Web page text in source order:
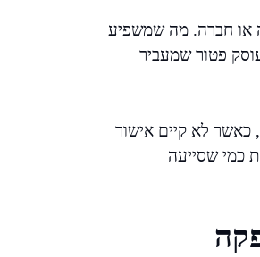
או חברה. מה שמשפיע
פטור שמעביר
כאשר לא קיים אישור
כמי שסייעה